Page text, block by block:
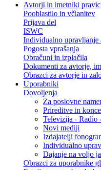
Avtorji in imetniki pravic
Pooblastilo in včlanitev
Prijava del
ISWC
Individualno upravljanje
Pogosta vprašanja
Obračuni in izplačila
Dokumenti za avtorje,
Obrazci za avtorje in
Uporabniki
Dovoljenja
Za poslovne
Prireditve in
Televizija - Radio
Novi mediji
Izdajatelji
Individualno
Dajanje na voljo
Obrazci za uporabnike